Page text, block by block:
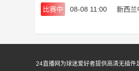
比赛中 08-08 11:00 新西兰
24直播网为球迷爱好者提供高清无插